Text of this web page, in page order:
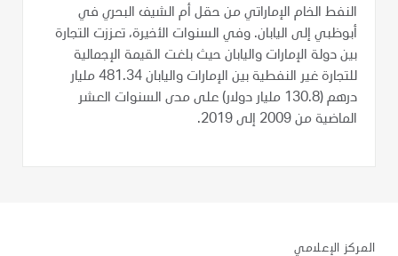
النفط الخام الإماراتي من حقل أم الشيف البحري في
أبوظبي إلى اليابان. وفي السنوات الأخيرة، تعززت التجارة
بين دولة الإمارات واليابان حيث بلغت القيمة الإجمالية
للتجارة غير النفطية بين الإمارات واليابان 481.34 مليار
درهم (130.8 مليار دولار) على مدى السنوات العشر
الماضية من 2009 إلى 2019.
المركز الإعلامي